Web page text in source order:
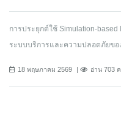
การประยุกต์ใช้ Simulation-
ระบบบริการและความปลอดภัยขอ
18 พฤษภาคม 2569 อ่าน 703